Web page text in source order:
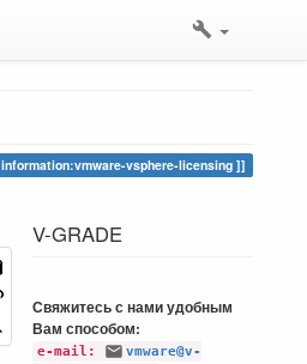
information:vmware-vsphere-licensing
V-GRADE
Свяжитесь с нами удобным
Вам способом:
e-mail:
vmware@v-